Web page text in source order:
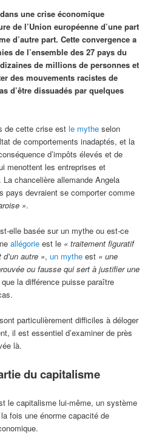
une crise économique
de l’Union européenne d’une part
d’autre part. Cette convergence a
de l’ensemble des 27 pays du
de millions de personnes et
des mouvements racistes de
d’être dissuadés par quelques
de cette crise estle mythe selon
de comportements inadaptés, et la
d’impôts élevés et de
menottent les entreprises et
chancelière allemande Angela
pays devraient se comporter comme
».
elle basée sur un mythe ou est-ce
allégorie est le « traitement figuratif
autre »,un mythe est « une
ou fausse qui sert à justifier une
la différence puisse paraître
particulièrement difficiles à déloger
il est essentiel d’examiner de près
là.
du capitalisme
le capitalisme lui-même, un système
fois une énorme capacité de